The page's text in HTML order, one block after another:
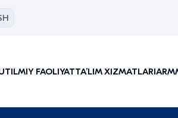
ILMIY FAOLIYATTAʼLIM XIZMATLARIARM